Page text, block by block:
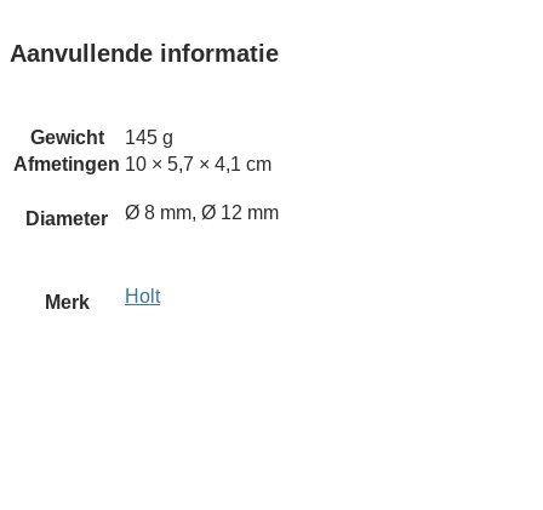
Aanvullende informatie
Gewicht
145 g
Afmetingen 10 × 5,7 × 4,1 cm
Diameter Ø 8 mm, Ø 12 mm
Merk Holt